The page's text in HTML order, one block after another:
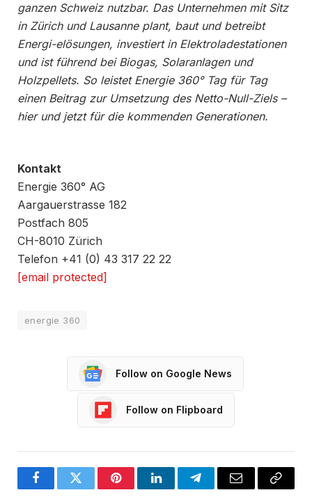
ganzen Schweiz nutzbar. Das Unternehmen mit Sitz
in Zürich und Lausanne plant, baut und betreibt
Energi-elösungen, investiert in Elektroladestationen
und ist führend bei Biogas, Solaranlagen und
Holzpellets. So leistet Energie 360° Tag für Tag
einen Beitrag zur Umsetzung des Netto-Null-Ziels –
hier und jetzt für die kommenden Generationen.
Kontakt
Energie 360° AG
Aargauerstrasse 182
Postfach 805
CH-8010 Zürich
Telefon +41 (0) 43 317 22 22
[email protected]
energie 360
Follow on Google News
Follow on Flipboard
FacebookTwitter PinterestLinkedInTelegramEmail
Copy